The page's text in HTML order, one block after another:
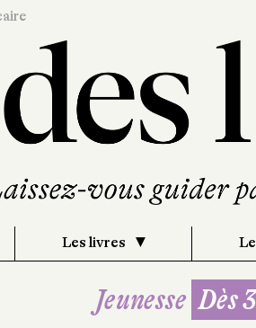
Les livres
Jeunesse Dès